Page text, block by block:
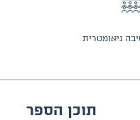
גיאומטרית
תוכן הספר